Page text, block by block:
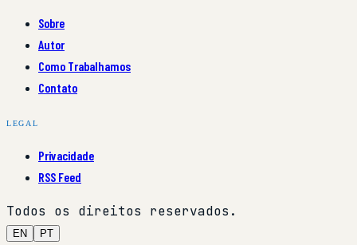
Sobre
Autor
Como Trabalhamos
Contato
LEGAL
Privacidade
RSS Feed
Todos os direitos reservados.
EN PT